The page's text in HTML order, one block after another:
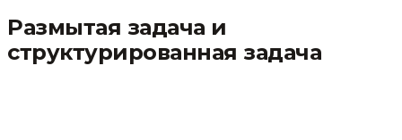
Размытая задача и
структурированная задача